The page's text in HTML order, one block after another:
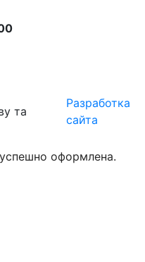
та
Разработка
сайта
оформлена.